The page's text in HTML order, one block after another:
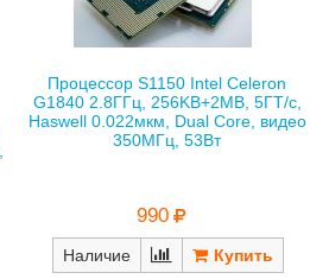
Процессор S1150 Intel Celeron
G1840 2.8ГГц, 256KB+2MB, 5ГТ/с,
Haswell 0.022мкм, Dual Core, видео
350МГц, 53Вт
990
Наличие